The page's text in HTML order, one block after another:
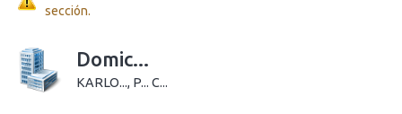
sección.
Domic...
KARLO..., P... C...